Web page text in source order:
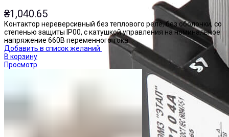
₴1,040.65
Контактор нереверсивный без теплового реле, без оболочки, со
степенью защиты IP00, с катушкой управления на номинальное
напряжение 660В переменного тока.
Добавить в список желаний
В корзину
Просмотр